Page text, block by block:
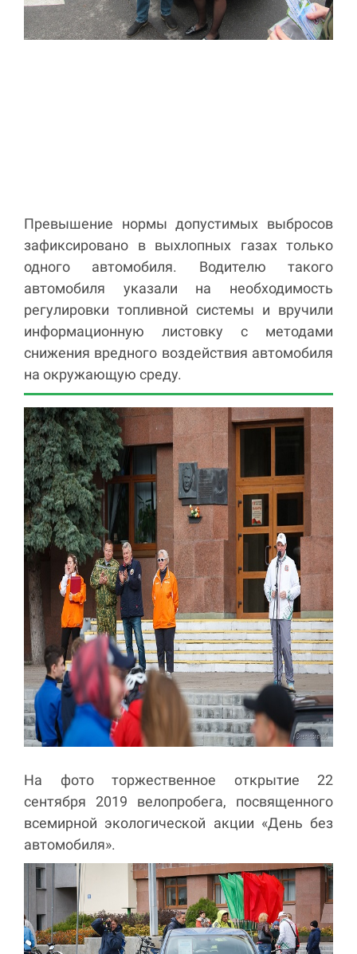
Превышение нормы допустимых выбросов
зафиксировано в выхлопных газах только
одного автомобиля. Водителю такого
автомобиля указали на необходимость
регулировки топливной системы и вручили
информационную листовку с методами
снижения вредного воздействия автомобиля
на окружающую среду.
На фото торжественное открытие 22
сентября 2019 велопробега, посвященного
всемирной экологической акции «День без
автомобиля».